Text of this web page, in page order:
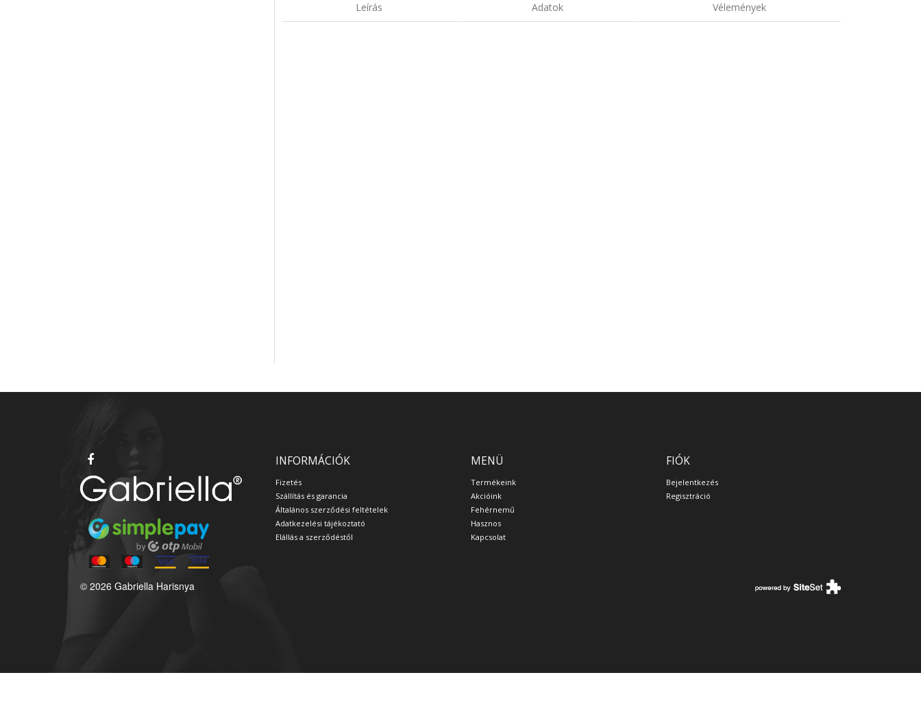
Leírás Adatok Vélemények
INFORMÁCIÓK
Fizetés
Szállítás és garancia
Általános szerződési feltételek
Adatkezelési tájékoztató
Elállás a szerződéstől
MENÜ
Termékeink
Akcióink
Fehérnemű
Hasznos
Kapcsolat
FIÓK
Bejelentkezés
Regisztráció
© 2026 Gabriella Harisnya